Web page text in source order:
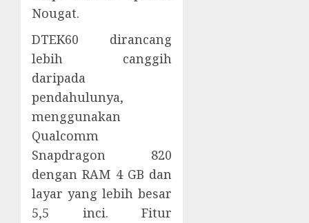
Nougat.
DTEK60 dirancang
lebih canggih
daripada
pendahulunya,
menggunakan
Qualcomm
Snapdragon 820
dengan RAM 4 GB dan
layar yang lebih besar
5,5 inci. Fitur